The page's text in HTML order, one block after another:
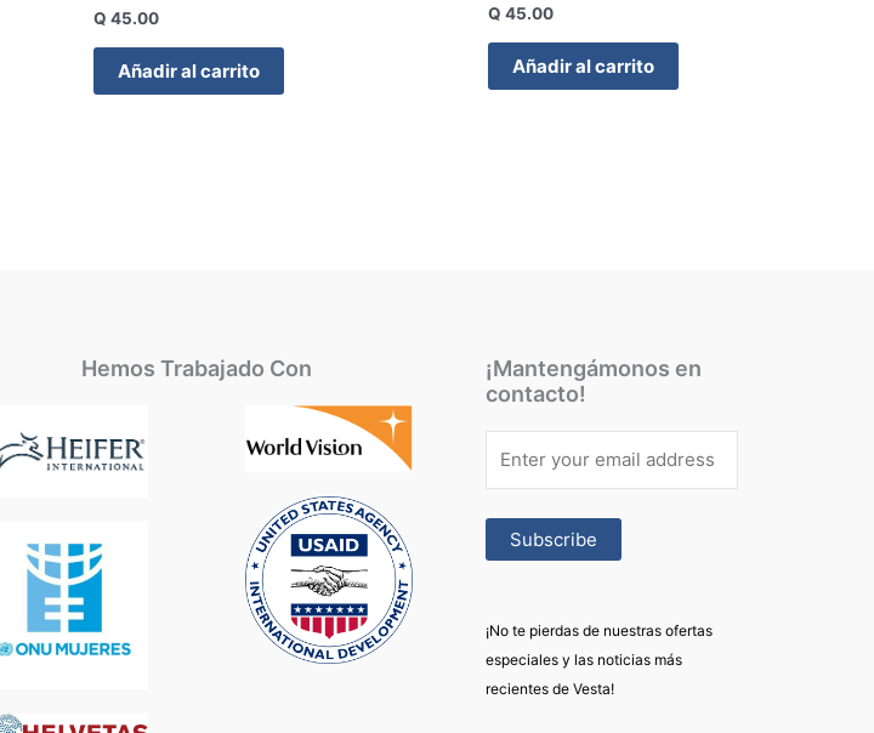
Q 45.00
Añadir al carrito
Q 45.00
Añadir al carrito
Hemos Trabajado Con
¡Mantengámonos en
contacto!
¡No te pierdas de nuestras ofertas
especiales y las noticias más
recientes de Vesta!